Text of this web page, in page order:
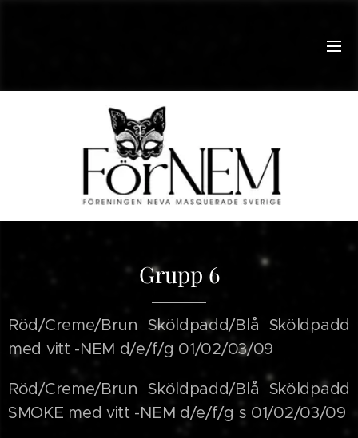
Grupp 6
Röd/Creme/Brun Sköldpadd/Blå Sköldpadd
med vitt -NEM d/e/f/g 01/02/03/09
Röd/Creme/Brun Sköldpadd/Blå Sköldpadd
SMOKE med vitt -NEM d/e/f/g s 01/02/03/09